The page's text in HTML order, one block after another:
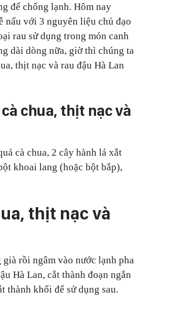
để chống lạnh. Hôm nay
nấu với 3 nguyên liệu chủ đạo
rau sử dụng trong món canh
dài dòng nữa, giờ thì chúng ta
thịt nạc và rau đậu Hà Lan
chua, thịt nạc và
cà chua, 2 cây hành lá xắt
khoai lang (hoặc bột bắp),
thịt nạc và
già rồi ngâm vào nước lạnh pha
Hà Lan, cắt thành đoạn ngắn
thành khối để sử dụng sau.